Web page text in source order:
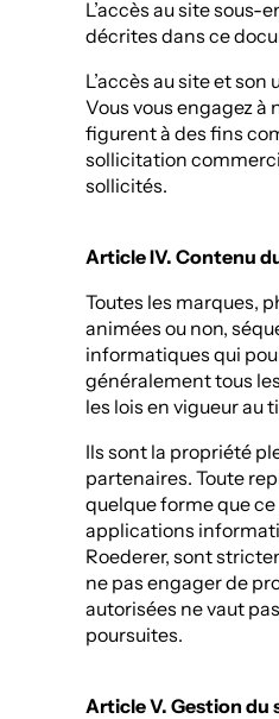
L’accès au site
décrites dans ce
L’accès au site et
Vous vous engagez à
figurent à des fins
sollicitation
sollicités.
Article IV. Contenu
Toutes les marques,
animées ou non,
informatiques qui
généralement tous
les lois en vigueur au
Ils sont la propriété
partenaires. Toute
quelque forme que
applications
Roederer, sont
ne pas engager de
autorisées ne vaut
poursuites.
Article V. Gestion du